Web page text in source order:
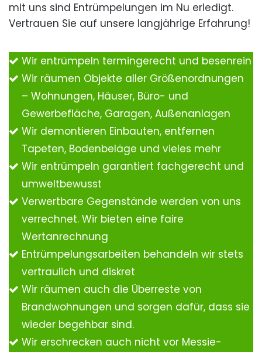
mit uns sind Entrümpelungen im Nu erledigt.
Vertrauen Sie auf unsere langjährige Erfahrung!
Wir entrümpeln termingerecht und besenrein
Wir räumen Objekte aller Größenordnungen
– Wohnungen, Häuser, Büro- und
Gewerbefläche, Garagen, Außenanlagen
Wir demontieren Einbauten, entfernen
Tapeten, Bodenbeläge und vieles mehr
Wir entrümpeln garantiert fachgerecht und
umweltbewusst
Verwertbare Gegenstände werden von uns
verrechnet. Wir bieten eine faire
Wertanrechnung
Entrümpelungsarbeiten behandeln wir stets
vertraulich und diskret
Wir räumen auch die Überreste von
Brandwohnungen und sorgen dafür, dass sie
wieder begehbar sind.
Wir erschrecken auch nicht vor Messie-